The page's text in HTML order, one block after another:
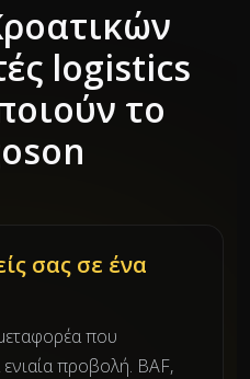
logistics
το
σας σε ένα
που
προβολή. BAF,